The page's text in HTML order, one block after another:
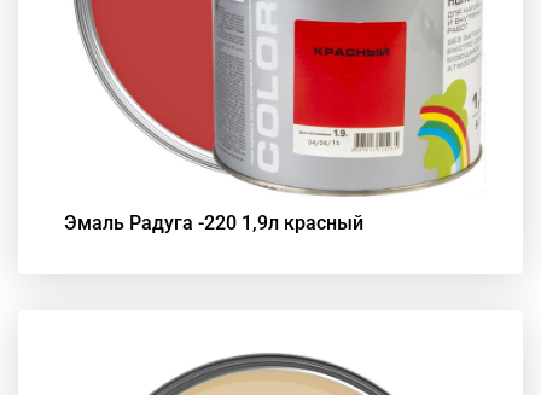
Эмаль Радуга -220 1,9л красный